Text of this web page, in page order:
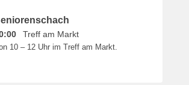
Treff am Markt
10 – 12 Uhr im Treff am Markt.